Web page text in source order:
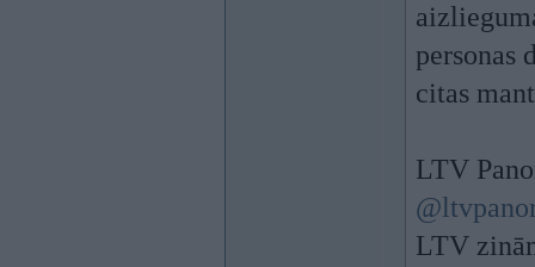
personas
citas
LTV
LTV